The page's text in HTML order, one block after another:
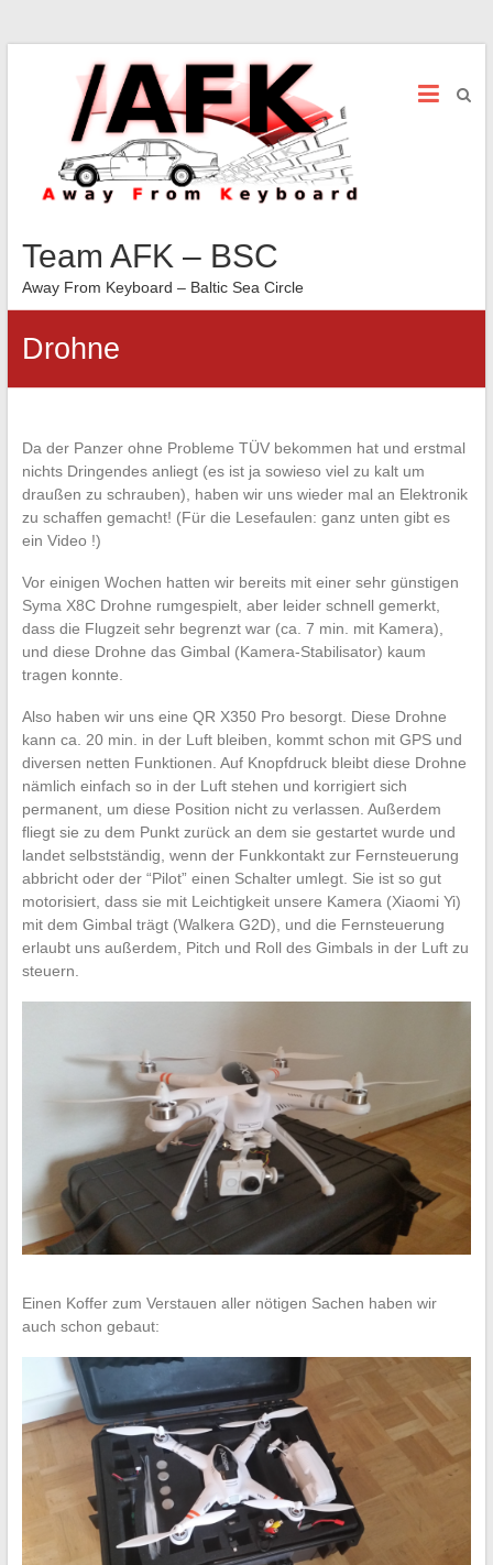
Team AFK – BSC
Away From Keyboard – Baltic Sea Circle
Drohne
Da der Panzer ohne Probleme TÜV bekommen hat und erstmal
nichts Dringendes anliegt (es ist ja sowieso viel zu kalt um
draußen zu schrauben), haben wir uns wieder mal an Elektronik
zu schaffen gemacht! (Für die Lesefaulen: ganz unten gibt es
ein Video !)
Vor einigen Wochen hatten wir bereits mit einer sehr günstigen
Syma X8C Drohne rumgespielt, aber leider schnell gemerkt,
dass die Flugzeit sehr begrenzt war (ca. 7 min. mit Kamera),
und diese Drohne das Gimbal (Kamera-Stabilisator) kaum
tragen konnte.
Also haben wir uns eine QR X350 Pro besorgt. Diese Drohne
kann ca. 20 min. in der Luft bleiben, kommt schon mit GPS und
diversen netten Funktionen. Auf Knopfdruck bleibt diese Drohne
nämlich einfach so in der Luft stehen und korrigiert sich
permanent, um diese Position nicht zu verlassen. Außerdem
fliegt sie zu dem Punkt zurück an dem sie gestartet wurde und
landet selbstständig, wenn der Funkkontakt zur Fernsteuerung
abbricht oder der “Pilot” einen Schalter umlegt. Sie ist so gut
motorisiert, dass sie mit Leichtigkeit unsere Kamera (Xiaomi Yi)
mit dem Gimbal trägt (Walkera G2D), und die Fernsteuerung
erlaubt uns außerdem, Pitch und Roll des Gimbals in der Luft zu
steuern.
Einen Koffer zum Verstauen aller nötigen Sachen haben wir
auch schon gebaut: